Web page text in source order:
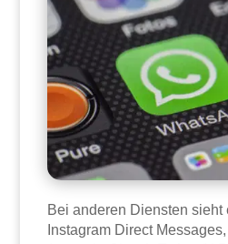
Bei anderen Diensten sieht
Instagram Direct Messages,